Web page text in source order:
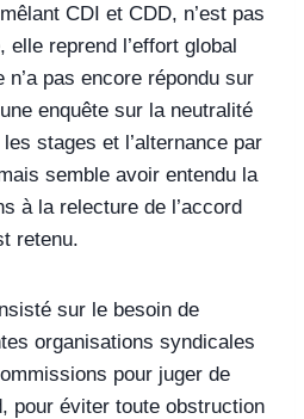
CDI et CDD, n’est pas
reprend l’effort global
n’a pas encore répondu sur
enquête sur la neutralité
stages et l’alternance par
semble avoir entendu la
à la relecture de l’accord
retenu.
sur le besoin de
organisations syndicales
pour juger de
pour éviter toute obstruction